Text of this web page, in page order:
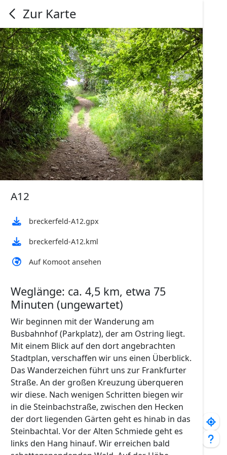
Zur Karte
A12
breckerfeld-A12.gpx
breckerfeld-A12.kml
Auf Komoot ansehen
Weglänge: ca. 4,5 km, etwa 75
Minuten (ungewartet)
Wir beginnen mit der Wanderung am
Busbahnhof (Parkplatz), der am Ostring liegt.
Mit einem Blick auf den dort angebrachten
Stadtplan, verschaffen wir uns einen Überblick.
Das Wanderzeichen führt uns zur Frankfurter
Straße. An der großen Kreuzung überqueren
wir diese. Nach wenigen Schritten biegen wir
in die Steinbachstraße, zwischen den Hecken
der dort liegenden Gärten geht es hinab in das
Steinbachtal. Vor der Alten Schmiede geht es
links den Hang hinauf. Wir erreichen bald